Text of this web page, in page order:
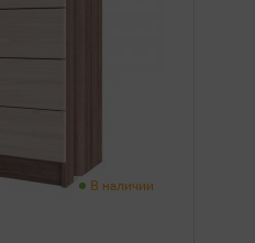
В наличии